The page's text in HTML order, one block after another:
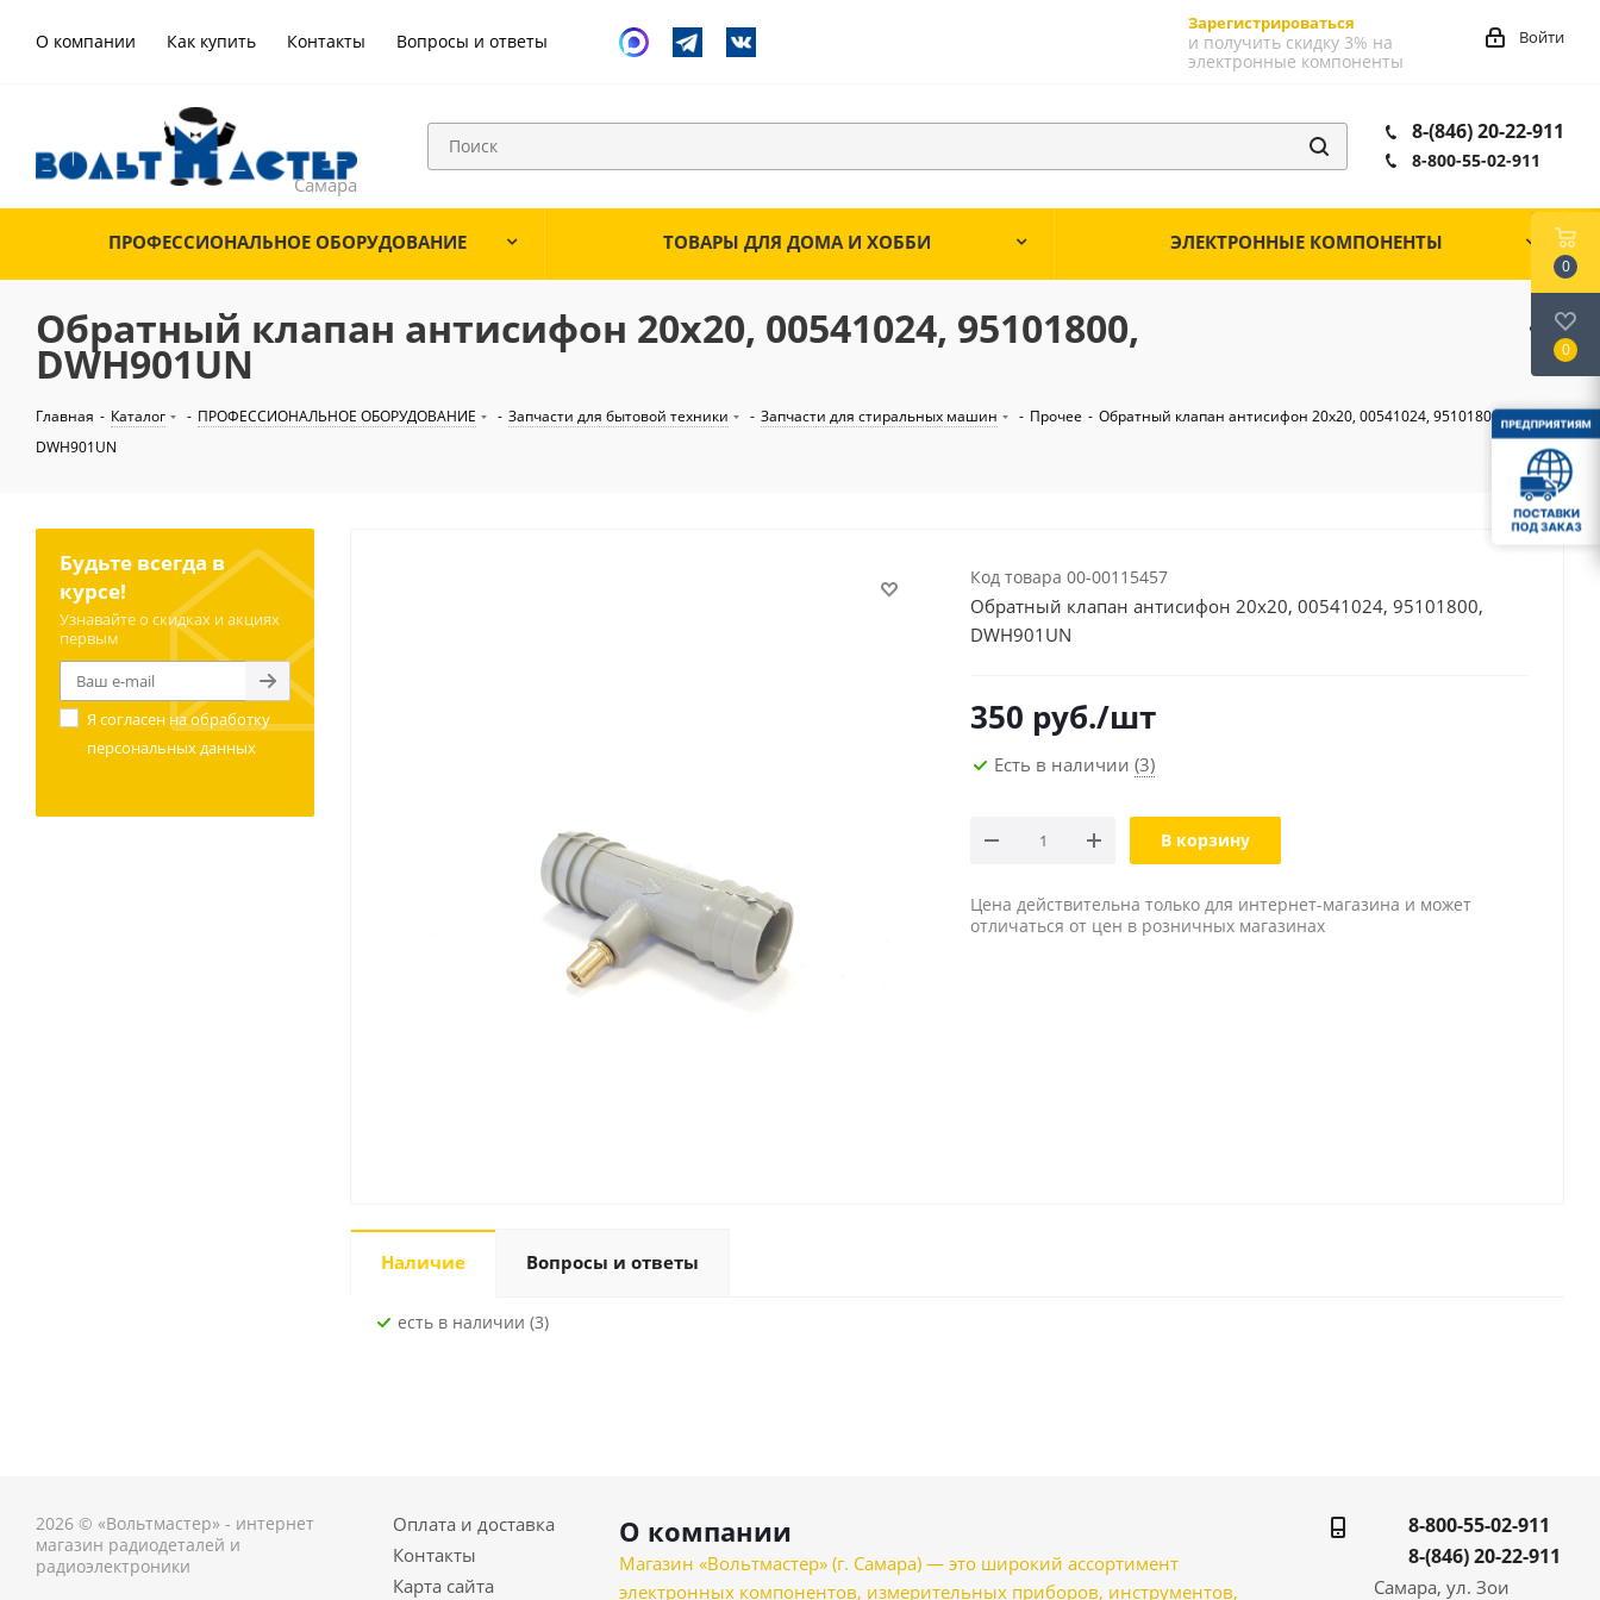
О компании Как купить Контакты Вопросы и ответы
Зарегистрироваться
и получить скидку 3% на
электронные компоненты
Войти
8-(846) 20-22-911
8-800-55-02-911
ПРОФЕССИОНАЛЬНОЕ ОБОРУДОВАНИЕ ТОВАРЫ ДЛЯ ДОМА И ХОББИ ЭЛЕКТРОННЫЕ КОМПОНЕНТЫ
Обратный клапан антисифон 20х20, 00541024, 95101800,
DWH901UN
Главная - Каталог - ПРОФЕССИОНАЛЬНОЕ ОБОРУДОВАНИЕ - Запчасти для бытовой техники - Запчасти для стиральных машин - Прочее - Обратный клапан антисифон 20х20, 00541024, 95101800,
DWH901UN
Код товара 00-00115457
Обратный клапан антисифон 20х20, 00541024, 95101800,
DWH901UN
350 руб./шт
Есть в наличии (3)
В корзину
Цена действительна только для интернет-магазина и может
отличаться от цен в розничных магазинах
Наличие Вопросы и ответы
Есть в наличии (3)
Будьте всегда в
курсе!
Узнавайте о скидках и акциях
первым
Я согласен наобработку
персональных данных
2026 © «Вольтмастер» - интернет
магазин радиодеталей и
радиоэлектроники
Оплата и доставка
Контакты
Карта сайта
О компании
Магазин «Вольтмастер» (г. Самара) — это широкий ассортимент
электронных компонентов, измерительных приборов, инструментов,
8-800-55-02-911
8-(846) 20-22-911
Самара, ул. Зои
0
0